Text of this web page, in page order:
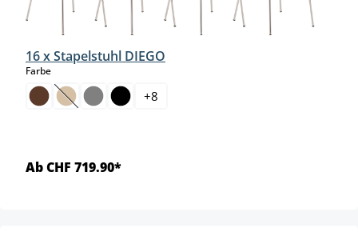
16 x Stapelstuhl DIEGO
Farbeauswählen
(Diese Option ist zurzeit nicht verfügbar.)
+8
Ab CHF 719.90*